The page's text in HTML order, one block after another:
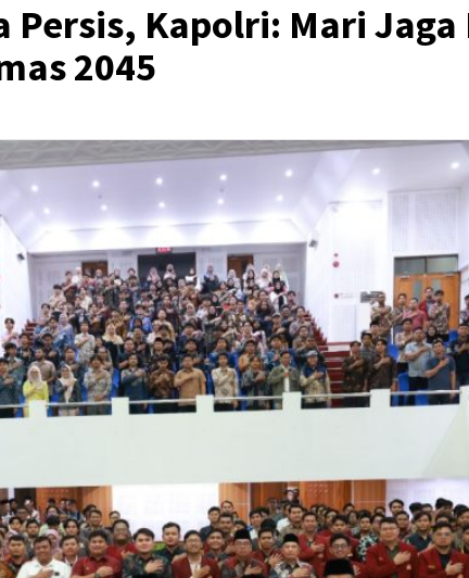
Kapolri: Mari Jaga
2045